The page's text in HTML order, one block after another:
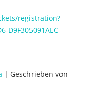
registration?
D9F305091AEC
| Geschrieben von